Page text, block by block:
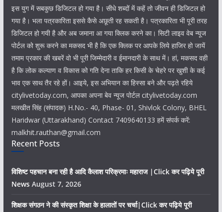
इस युग में सबकुछ डिजिटल हो गया है। सीधे शब्दों में कहें तो जीवन ही डिजिटल हो
गया है। भला पत्रकारिता इससे कैसे अछूती रह सकती है। पत्रकारिता भी पूरी तरह
डिजिटल हो गयी है और अब जमाना आ गया क्लिक करने का। सिटी लाइव वेब न्यूज
पोर्टल को शुरू करने का मकसद भी है कि एक क्लिक पर आपके लिये हाजिर हो जायें
तमाम प्रकार की खबरें वो भी पूरी जिम्मेदारी व ईमानदारी के साथ में। हां, मकसद वही
है कि लोक कल्याण व विकास को गति देना ताकि हर किसी के चेहरे पर खुशी के कई
भाव एक साथ तैर रहे हों। आइये, इस अभियान का हिस्सा बने और पढ़ते रहिये
citylivetoday.com, आपका अपना बेव न्यूज पोर्टल citylivetoday.com
मलखीत सिंह (संपादक) H.No.- 40, Phase- 01, Shivlok Colony, BHEL
Haridwar (Uttarakhand) Contact 7409640133 हमें संपर्क करें:
malkhit.rauthan@gmail.com
Recent Posts
विशिष्ट पहचान बना रही है आदि कैलाश परिक्रमाः महाराज |Click कर पढ़िये पूरी
News August 7, 2026
शिक्षक संगठन ने की संस्कृत शिक्षा के हालातों पर चर्चा|Click कर पढ़िये पूरी